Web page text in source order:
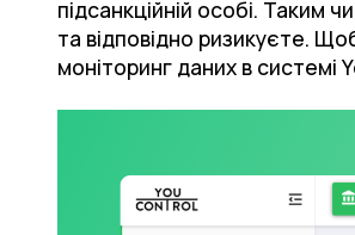
підсанкційній особі. Таким
та відповідно ризикуєте.
моніторинг даних в системі